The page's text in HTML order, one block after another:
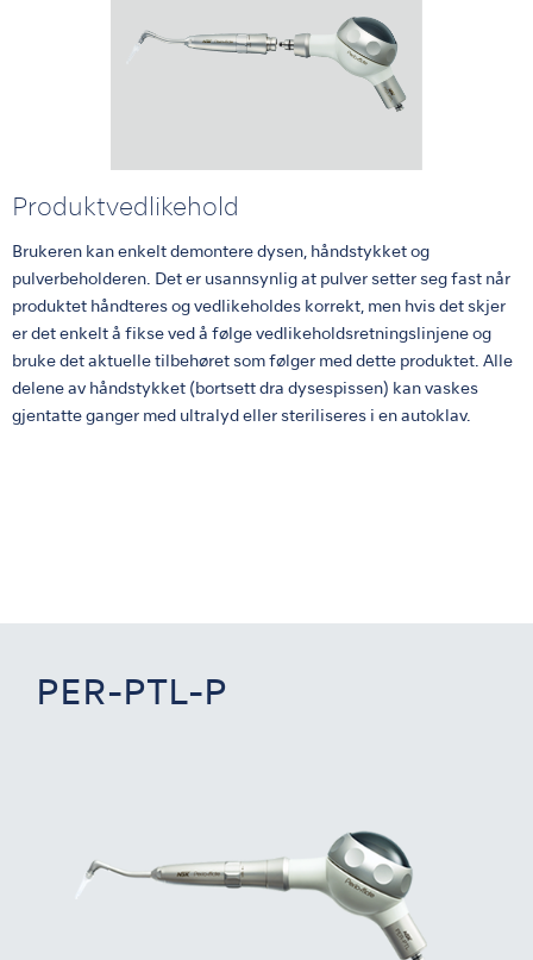
Produktvedlikehold
Brukeren kan enkelt demontere dysen, håndstykket og
pulverbeholderen. Det er usannsynlig at pulver setter seg fast når
produktet håndteres og vedlikeholdes korrekt, men hvis det skjer
er det enkelt å fikse ved å følge vedlikeholdsretningslinjene og
bruke det aktuelle tilbehøret som følger med dette produktet. Alle
delene av håndstykket (bortsett dra dysespissen) kan vaskes
gjentatte ganger med ultralyd eller steriliseres i en autoklav.
PER-PTL-P